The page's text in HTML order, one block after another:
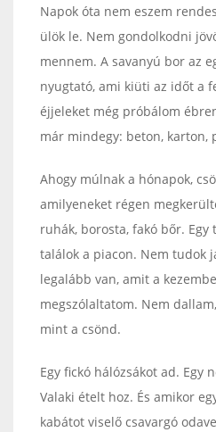
Napok óta nem eszem
ülök le. Nem gondolkodni
mennem. A savanyú bor az
nyugtató, ami kiüti az időt a
éjjeleket még próbálom
már mindegy: beton, karton,
Ahogy múlnak a hónapok,
amilyeneket régen
ruhák, borosta, fakó bőr.
találok a piacon. Nem tudok
legalább van, amit a
megszólaltatom. Nem
mint a csönd.
Egy fickó hálózsákot ad. Egy
Valaki ételt hoz. És amikor
kabátot viselő csavargó